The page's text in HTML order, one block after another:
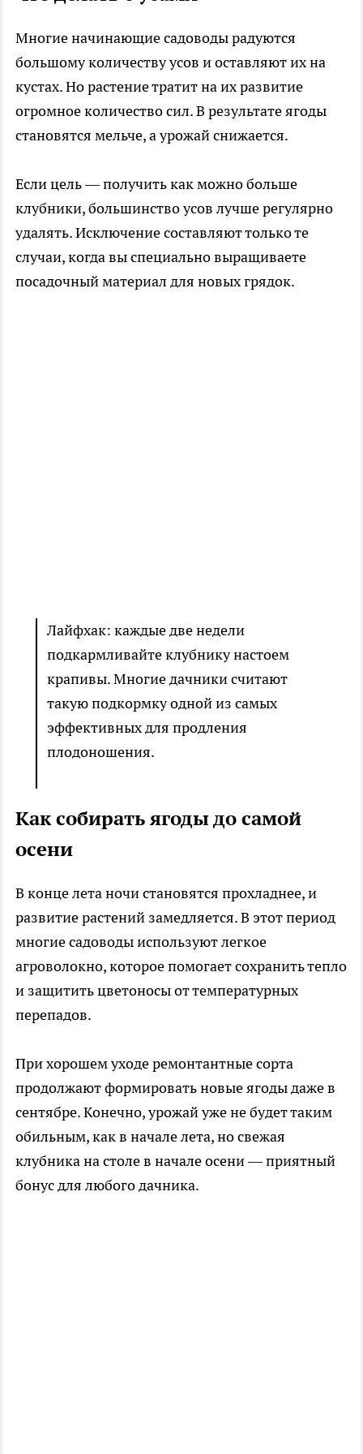
Многие начинающие садоводы радуются
большому количеству усов и оставляют их на
кустах. Но растение тратит на их развитие
огромное количество сил. В результате ягоды
становятся мельче, а урожай снижается.
Если цель — получить как можно больше
клубники, большинство усов лучше регулярно
удалять. Исключение составляют только те
случаи, когда вы специально выращиваете
посадочный материал для новых грядок.
Лайфхак: каждые две недели
подкармливайте клубнику настоем
крапивы. Многие дачники считают
такую подкормку одной из самых
эффективных для продления
плодоношения.
Как собирать ягоды до самой
осени
В конце лета ночи становятся прохладнее, и
развитие растений замедляется. В этот период
многие садоводы используют легкое
агроволокно, которое помогает сохранить тепло
и защитить цветоносы от температурных
перепадов.
При хорошем уходе ремонтантные сорта
продолжают формировать новые ягоды даже в
сентябре. Конечно, урожай уже не будет таким
обильным, как в начале лета, но свежая
клубника на столе в начале осени — приятный
бонус для любого дачника.